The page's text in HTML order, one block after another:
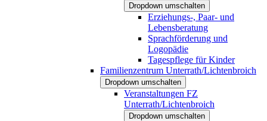
Dropdown umschalten
Erziehungs-, Paar- und
Lebensberatung
Sprachförderung und
Logopädie
Tagespflege für Kinder
Familienzentrum Unterrath/Lichtenbroich
Dropdown umschalten
Veranstaltungen FZ
Unterrath/Lichtenbroich
Dropdown umschalten